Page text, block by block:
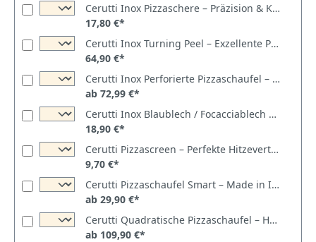
Cerutti Inox Pizzaschere – Präzision & Komfort in Ihrer Küche
17,80 €*
Cerutti Inox Turning Peel – Exzellente Performance für Ihre Pizzakreationen
64,90 €*
Cerutti Inox Perforierte Pizzaschaufel – Premium Backwerkzeug
ab 72,99 €*
Cerutti Inox Blaublech / Focacciablech – Tradition trifft Innovation
18,90 €*
Cerutti Pizzascreen – Perfekte Hitzeverteilung für einen knusprigen Pizzaboden
9,70 €*
Cerutti Pizzaschaufel Smart – Made in Italy
ab 29,90 €*
Cerutti Quadratische Pizzaschaufel – Hart eloxiert | Made in Italy
ab 109,90 €*